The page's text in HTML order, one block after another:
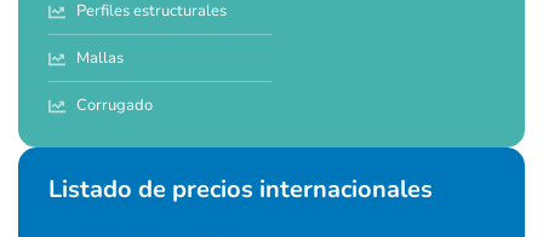
Perfiles estructurales
Mallas
Corrugado
Listado de precios internacionales